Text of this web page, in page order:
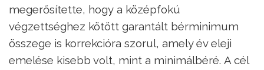
megerősítette, hogy a középfokú
végzettséghez kötött garantált bérminimum
összege is korrekcióra szorul, amely év eleji
emelése kisebb volt, mint a minimálbéré. A cél